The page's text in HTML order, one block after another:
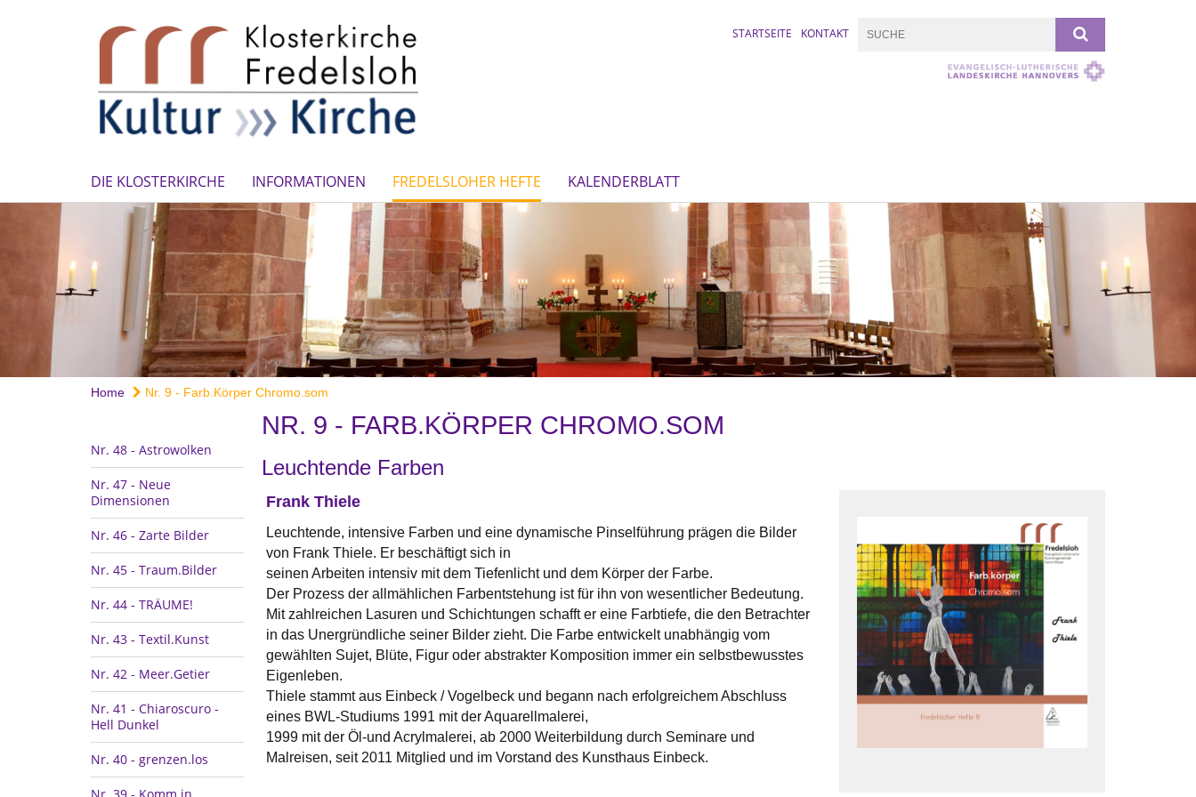
STARTSEITE KONTAKT
DIE KLOSTERKIRCHE INFORMATIONEN FREDELSLOHER HEFTE KALENDERBLATT
Home Nr. 9 - Farb.Körper Chromo.som
Nr. 48 - Astrowolken
Nr. 47 - Neue
Dimensionen
Nr. 46 - Zarte Bilder
Nr. 45 - Traum.Bilder
Nr. 44 - TRÄUME!
Nr. 43 - Textil.Kunst
Nr. 42 - Meer.Getier
Nr. 41 - Chiaroscuro -
Hell Dunkel
Nr. 40 - grenzen.los
NR. 9 - FARB.KÖRPER CHROMO.SOM
Leuchtende Farben
Frank Thiele
Leuchtende, intensive Farben und eine dynamische Pinselführung prägen die Bilder
von Frank Thiele. Er beschäftigt sich in
seinen Arbeiten intensiv mit dem Tiefenlicht und dem Körper der Farbe.
Der Prozess der allmählichen Farbentstehung ist für ihn von wesentlicher Bedeutung.
Mit zahlreichen Lasuren und Schichtungen schafft er eine Farbtiefe, die den Betrachter
in das Unergründliche seiner Bilder zieht. Die Farbe entwickelt unabhängig vom
gewählten Sujet, Blüte, Figur oder abstrakter Komposition immer ein selbstbewusstes
Eigenleben.
Thiele stammt aus Einbeck / Vogelbeck und begann nach erfolgreichem Abschluss
eines BWL-Studiums 1991 mit der Aquarellmalerei,
1999 mit der Öl-und Acrylmalerei, ab 2000 Weiterbildung durch Seminare und
Malreisen, seit 2011 Mitglied und im Vorstand des Kunsthaus Einbeck.